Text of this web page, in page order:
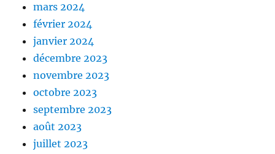
mars 2024
février 2024
janvier 2024
décembre 2023
novembre 2023
octobre 2023
septembre 2023
août 2023
juillet 2023